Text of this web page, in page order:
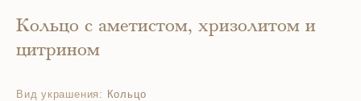
Кольцо с аметистом, хризолитом и
цитрином
Вид украшения: Кольцо